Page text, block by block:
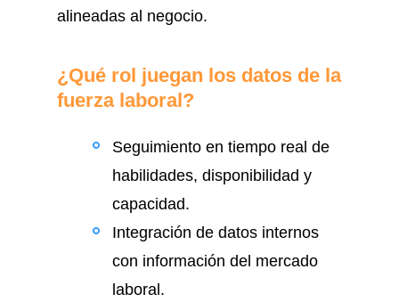
alineadas al negocio.
¿Qué rol juegan los datos de la
fuerza laboral?
Seguimiento en tiempo real de
habilidades, disponibilidad y
capacidad.
Integración de datos internos
con información del mercado
laboral.